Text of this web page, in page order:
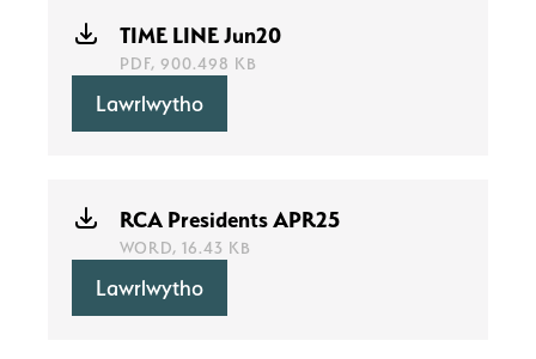
TIME LINE Jun20
PDF, 900.498 KB
Lawrlwytho
RCA Presidents APR25
WORD, 16.43 KB
Lawrlwytho